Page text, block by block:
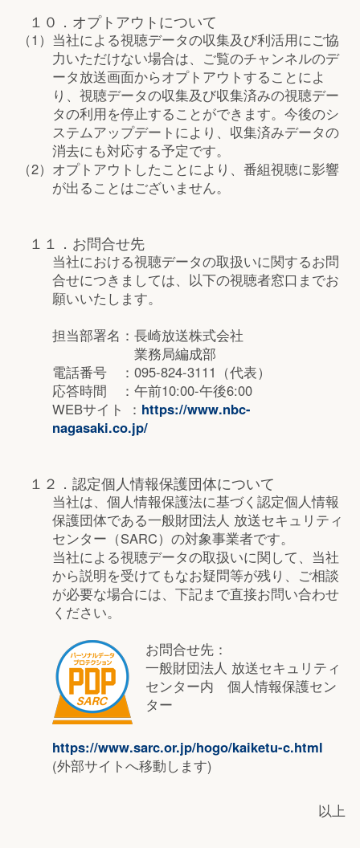
１０．オプトアウトについて
（1） 当社による視聴データの収集及び利活用にご協
力いただけない場合は、ご覧のチャンネルのデ
ータ放送画面からオプトアウトすることによ
り、視聴データの収集及び収集済みの視聴デー
タの利用を停止することができます。今後のシ
ステムアップデートにより、収集済みデータの
消去にも対応する予定です。
（2） オプトアウトしたことにより、番組視聴に影響
が出ることはございません。
１１．お問合せ先
当社における視聴データの取扱いに関するお問
合せにつきましては、以下の視聴者窓口までお
願いいたします。
担当部署名：長崎放送株式会社
業務局編成部
電話番号 ：095-824-3111（代表）
応答時間 ：午前10:00-午後6:00
WEBサイト ： https://www.nbc-
nagasaki.co.jp/
１２．認定個人情報保護団体について
当社は、個人情報保護法に基づく認定個人情報
保護団体である一般財団法人 放送セキュリティ
センター（SARC）の対象事業者です。
当社による視聴データの取扱いに関して、当社
から説明を受けてもなお疑問等が残り、ご相談
が必要な場合には、下記まで直接お問い合わせ
ください。
お問合せ先：
一般財団法人 放送セキュリティ
センター内 個人情報保護セン
ター
https://www.sarc.or.jp/hogo/kaiketu-c.html
(外部サイトへ移動します)
以上